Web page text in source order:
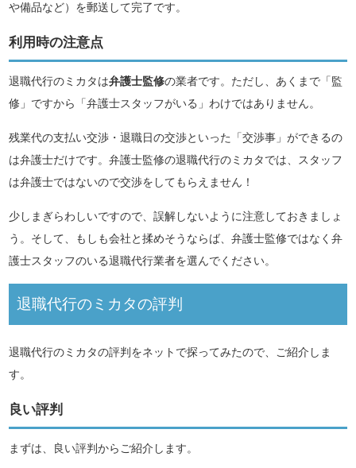
や備品など）を郵送して完了です。
利用時の注意点
退職代行のミカタは弁護士監修の業者です。ただし、あくまで「監
修」ですから「弁護士スタッフがいる」わけではありません。
残業代の支払い交渉・退職日の交渉といった「交渉事」ができるの
は弁護士だけです。弁護士監修の退職代行のミカタでは、スタッフ
は弁護士ではないので交渉をしてもらえません！
少しまぎらわしいですので、誤解しないように注意しておきましょ
う。そして、もしも会社と揉めそうならば、弁護士監修ではなく弁
護士スタッフのいる退職代行業者を選んでください。
退職代行のミカタの評判
退職代行のミカタの評判をネットで探ってみたので、ご紹介しま
す。
良い評判
まずは、良い評判からご紹介します。